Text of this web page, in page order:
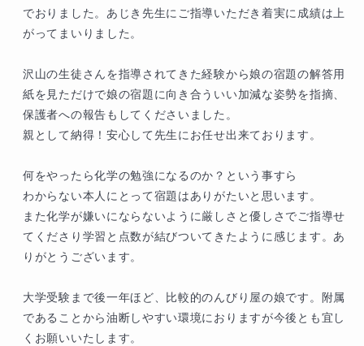
でおりました。あじき先生にご指導いただき着実に成績は上
がってまいりました。
沢山の生徒さんを指導されてきた経験から娘の宿題の解答用
紙を見ただけで娘の宿題に向き合ういい加減な姿勢を指摘、
保護者への報告もしてくださいました。
親として納得！安心して先生にお任せ出来ております。
何をやったら化学の勉強になるのか？という事すら
わからない本人にとって宿題はありがたいと思います。
また化学が嫌いにならないように厳しさと優しさでご指導せ
てくださり学習と点数が結びついてきたように感じます。あ
りがとうございます。
大学受験まで後一年ほど、比較的のんびり屋の娘です。附属
であることから油断しやすい環境におりますが今後とも宜し
くお願いいたします。